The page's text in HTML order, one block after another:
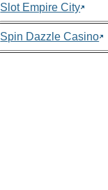
Slot Empire City
Spin Dazzle Casino